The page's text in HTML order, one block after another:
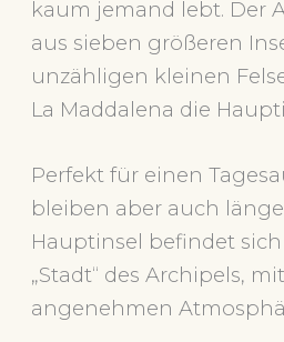
kaum jemand lebt. Der
aus sieben größeren
unzähligen kleinen
La Maddalena die
Perfekt für einen
bleiben aber auch
Hauptinsel befindet
„Stadt“ des Archipels,
angenehmen